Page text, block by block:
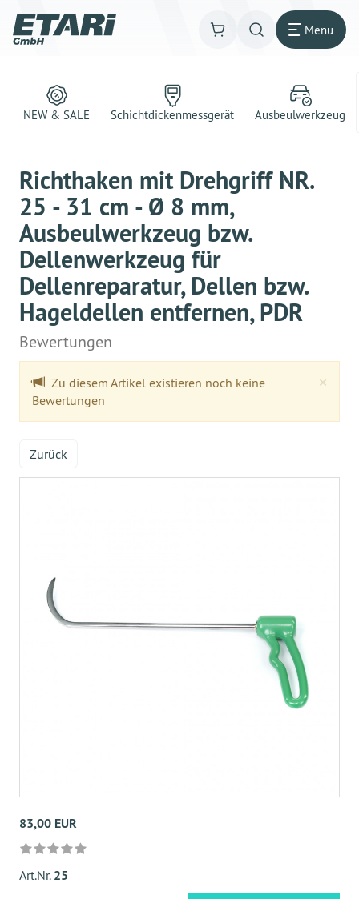
Menü
NEW & SALE Schichtdickenmessgerät Ausbeulwerkzeug
Richthaken mit Drehgriff NR.
25 - 31 cm - Ø 8 mm,
Ausbeulwerkzeug bzw.
Dellenwerkzeug für
Dellenreparatur, Dellen bzw.
Hageldellen entfernen, PDR
Bewertungen
×
Zu diesem Artikel existieren noch keine
Bewertungen
Zurück
83,00 EUR
Art.Nr. 25